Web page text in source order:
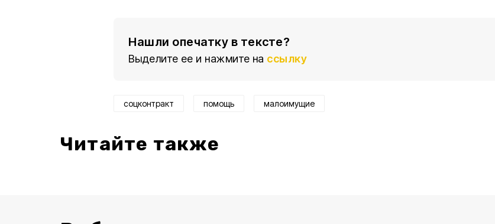
Нашли опечатку в тексте?
Выделите ее и нажмите на ссылку
соцконтракт помощь малоимущие
Читайте также